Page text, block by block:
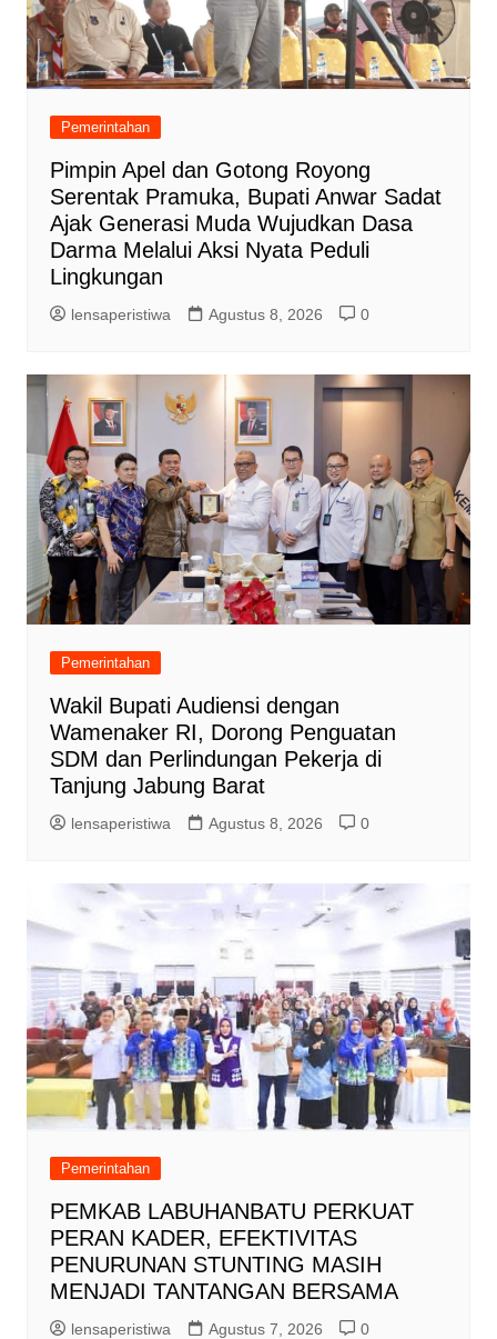
Pemerintahan
Pimpin Apel dan Gotong Royong
Serentak Pramuka, Bupati Anwar Sadat
Ajak Generasi Muda Wujudkan Dasa
Darma Melalui Aksi Nyata Peduli
Lingkungan
lensaperistiwa Agustus 8, 2026 0
Pemerintahan
Wakil Bupati Audiensi dengan
Wamenaker RI, Dorong Penguatan
SDM dan Perlindungan Pekerja di
Tanjung Jabung Barat
lensaperistiwa Agustus 8, 2026 0
Pemerintahan
PEMKAB LABUHANBATU PERKUAT
PERAN KADER, EFEKTIVITAS
PENURUNAN STUNTING MASIH
MENJADI TANTANGAN BERSAMA
lensaperistiwa Agustus 7, 2026 0